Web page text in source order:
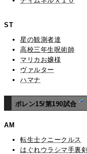
ST
星の観測者達
高校三年生呪術師
マリカお嬢様
ヴァルター
ハマナ
ポレン15/第190試合
AM
転生士クニークルス
はぐれウラシマ手裏剣